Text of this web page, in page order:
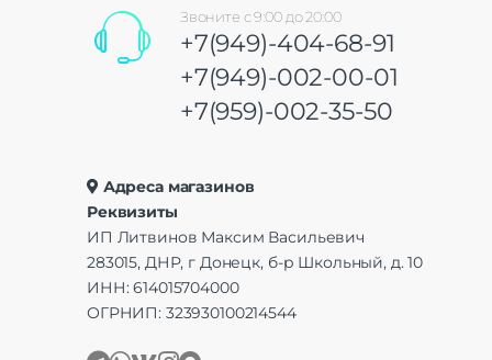
Звоните с 9:00 до 20:00
+7(949)-404-68-91
+7(949)-002-00-01
+7(959)-002-35-50
Адреса магазинов
Реквизиты
ИП Литвинов Максим Васильевич
283015, ДНР, г Донецк, б-р Школьный, д. 10
ИНН: 614015704000
ОГРНИП: 323930100214544